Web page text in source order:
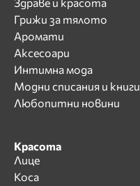
Грижи за тялото
Аромати
Аксесоари
Интимна мода
Модни списания и книги
Любопитни новини
Красота
Лице
Коса